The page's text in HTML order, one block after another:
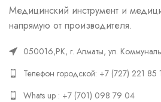
Медицинский инструмент и
напрямую от производителя.
050016,РК, г. Алматы, ул.
Телефон городской: +7 (727) 221 85
Whats up : +7 (701) 098 79 04